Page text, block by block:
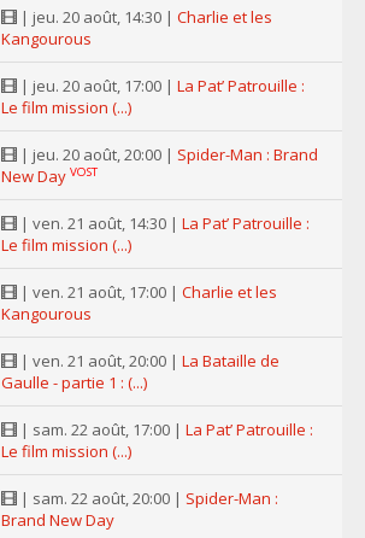
| jeu. 20 août, 14:30 | Charlie et les
Kangourous
| jeu. 20 août, 17:00 | La Pat’ Patrouille :
Le film mission (...)
| jeu. 20 août, 20:00 | Spider-Man : Brand
New Day VOST
| ven. 21 août, 14:30 | La Pat’ Patrouille :
Le film mission (...)
| ven. 21 août, 17:00 | Charlie et les
Kangourous
| ven. 21 août, 20:00 | La Bataille de
Gaulle - partie 1 : (...)
| sam. 22 août, 17:00 | La Pat’ Patrouille :
Le film mission (...)
| sam. 22 août, 20:00 | Spider-Man :
Brand New Day